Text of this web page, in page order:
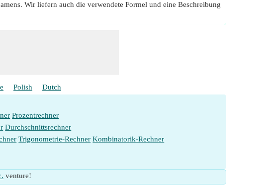
Wir liefern auch die verwendete Formel und eine Beschreibung
Polish Dutch
Prozentrechner
Durchschnittsrechner
Trigonometrie-Rechner Kombinatorik-Rechner
venture!